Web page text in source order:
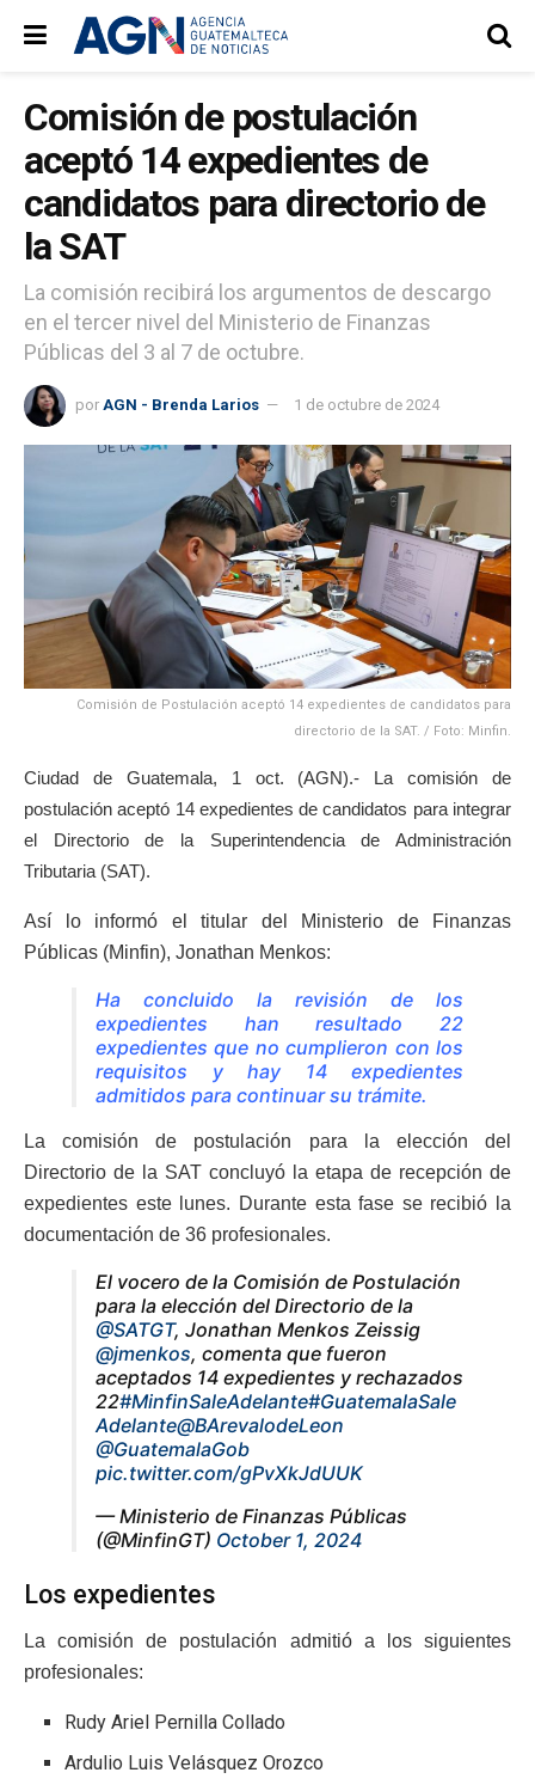
Comisión de postulación
aceptó 14 expedientes de
candidatos para directorio de
la SAT
La comisión recibirá los argumentos de descargo
en el tercer nivel del Ministerio de Finanzas
Públicas del 3 al 7 de octubre.
por AGN - Brenda Larios 1 de octubre de 2024
Comisión de Postulación aceptó 14 expedientes de candidatos para
directorio de la SAT. / Foto: Minfin.
Ciudad de Guatemala, 1 oct. (AGN).- La comisión de
postulación aceptó 14 expedientes de candidatos para integrar
el Directorio de la Superintendencia de Administración
Tributaria (SAT).
Así lo informó el titular del Ministerio de Finanzas
Públicas (Minfin), Jonathan Menkos:
Ha concluido la revisión de los
expedientes han resultado 22
expedientes que no cumplieron con los
requisitos y hay 14 expedientes
admitidos para continuar su trámite.
La comisión de postulación para la elección del
Directorio de la SAT concluyó la etapa de recepción de
expedientes este lunes. Durante esta fase se recibió la
documentación de 36 profesionales.
El vocero de la Comisión de Postulación
para la elección del Directorio de la
@SATGT, Jonathan Menkos Zeissig
@jmenkos, comenta que fueron
aceptados 14 expedientes y rechazados
22#MinfinSaleAdelante#GuatemalaSale
Adelante@BArevalodeLeon
@GuatemalaGob
pic.twitter.com/gPvXkJdUUK
— Ministerio de Finanzas Públicas
(@MinfinGT) October 1, 2024
Los expedientes
La comisión de postulación admitió a los siguientes
profesionales:
Rudy Ariel Pernilla Collado
Ardulio Luis Velásquez Orozco